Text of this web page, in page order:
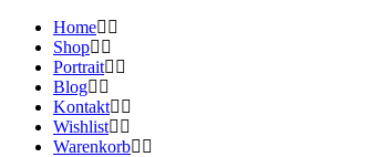
Home
Shop
Portrait
Blog
Kontakt
Wishlist
Warenkorb